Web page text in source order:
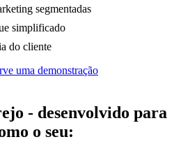
segmentadas
simplificado
do cliente
uma demonstração
- desenvolvido para
o seu: